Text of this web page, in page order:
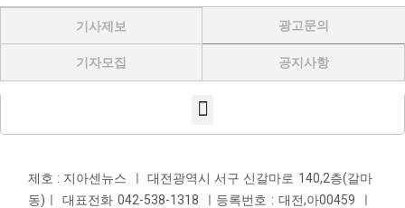
기사제보 광고문의
기자모집 공지사항
제호 : 지아센뉴스 ㅣ 대전광역시 서구 신갈마로 140,2층(갈마
동)ㅣ 대표전화 042-538-1318 ㅣ등록번호 : 대전,아00459 ㅣ